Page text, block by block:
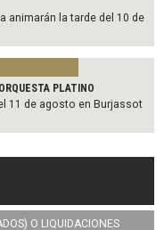
animarán la tarde del 10 de
PLATINO
11 de agosto en Burjassot
O LIQUIDACIONES